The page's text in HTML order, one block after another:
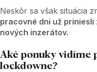
Neskôr sa však situácia
pracovné dni už priniesli
nových inzerátov.
Aké ponuky vidíme
lockdowne?